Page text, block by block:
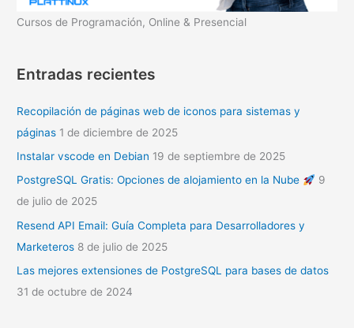
Cursos de Programación, Online & Presencial
Entradas recientes
Recopilación de páginas web de iconos para sistemas y
páginas 1 de diciembre de 2025
Instalar vscode en Debian 19 de septiembre de 2025
PostgreSQL Gratis: Opciones de alojamiento en la Nube
9
de julio de 2025
Resend API Email: Guía Completa para Desarrolladores y
Marketeros 8 de julio de 2025
Las mejores extensiones de PostgreSQL para bases de datos
31 de octubre de 2024